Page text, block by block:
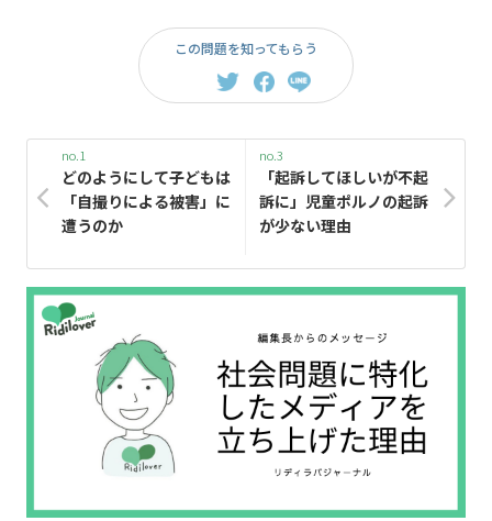
この問題を知ってもらう
no.1
どのようにして子どもは
「自撮りによる被害」に
遭うのか
no.3
「起訴してほしいが不起
訴に」児童ポルノの起訴
が少ない理由